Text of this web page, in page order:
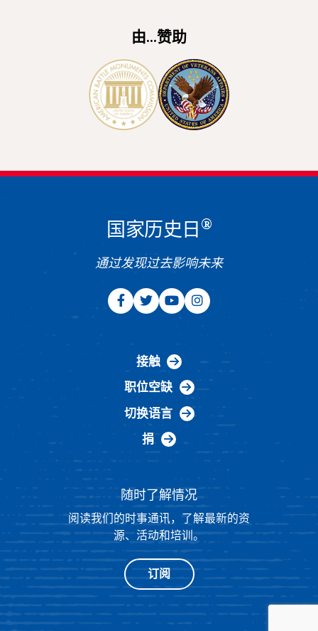
由...赞助
国家历史日 ®
通过发现过去影响未来
接触
职位空缺
切换语言
捐
随时了解情况
阅读我们的时事通讯，了解最新的资
源、活动和培训。
订阅